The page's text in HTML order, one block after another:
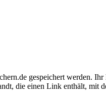
gespeichert werden.
die einen Link enthält, mit